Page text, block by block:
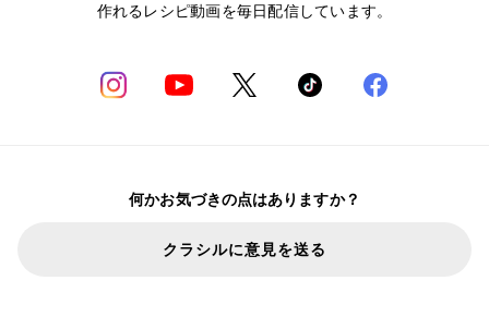
作れるレシピ動画を毎日配信しています。
何かお気づきの点はありますか？
クラシルに意見を送る